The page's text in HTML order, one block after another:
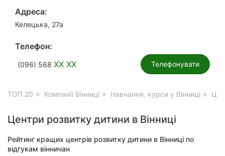
Адреса:
Келецька, 27а
Телефон:
(096) 568 XX XX Телефонувати
ТОП 20 Компанії Вінниці Навчання, курси у Вінниці
Центри розвитку дитини в Вінниці
Рейтинг кращих центрів розвитку дитини в Вінниці по
відгукам вінничан